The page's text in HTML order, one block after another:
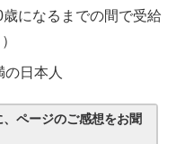
になるまでの間で受給
日本人
ページのご感想をお聞